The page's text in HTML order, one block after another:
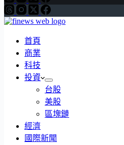
首頁
商業
科技
投資
台股
美股
區塊鏈
經濟
國際新聞